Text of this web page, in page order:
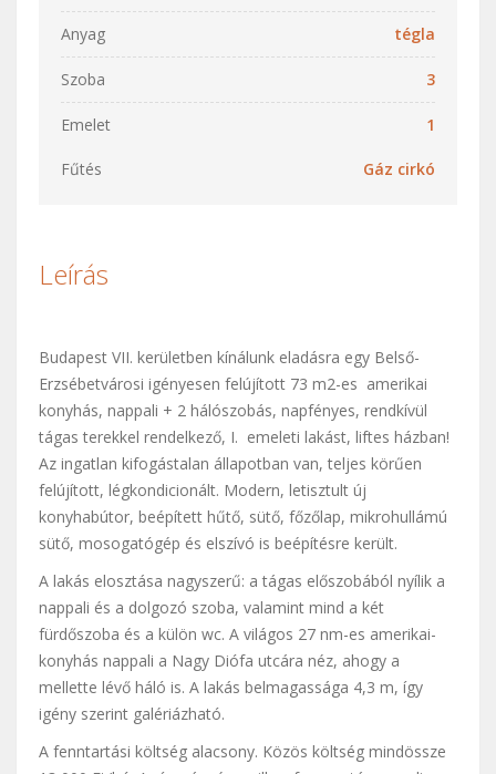
Anyag tégla
Szoba 3
Emelet 1
Fűtés Gáz cirkó
Leírás
Budapest VII. kerületben kínálunk eladásra egy Belső-
Erzsébetvárosi igényesen felújított 73 m2-es amerikai
konyhás, nappali + 2 hálószobás, napfényes, rendkívül
tágas terekkel rendelkező, I. emeleti lakást, liftes házban!
Az ingatlan kifogástalan állapotban van, teljes körűen
felújított, légkondicionált. Modern, letisztult új
konyhabútor, beépített hűtő, sütő, főzőlap, mikrohullámú
sütő, mosogatógép és elszívó is beépítésre került.
A lakás elosztása nagyszerű: a tágas előszobából nyílik a
nappali és a dolgozó szoba, valamint mind a két
fürdőszoba és a külön wc. A világos 27 nm-es amerikai-
konyhás nappali a Nagy Diófa utcára néz, ahogy a
mellette lévő háló is. A lakás belmagassága 4,3 m, így
igény szerint galériázható.
A fenntartási költség alacsony. Közös költség mindössze